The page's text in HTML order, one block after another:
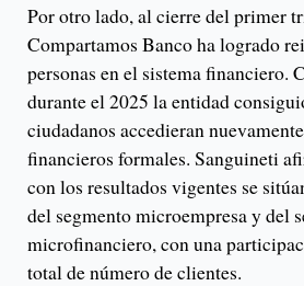
Por otro lado, al cierre del primer
Compartamos Banco ha logrado
personas en el sistema financiero.
durante el 2025 la entidad
ciudadanos accedieran
financieros formales. Sanguineti
con los resultados vigentes se
del segmento microempresa y del
microfinanciero, con una
total de número de clientes.